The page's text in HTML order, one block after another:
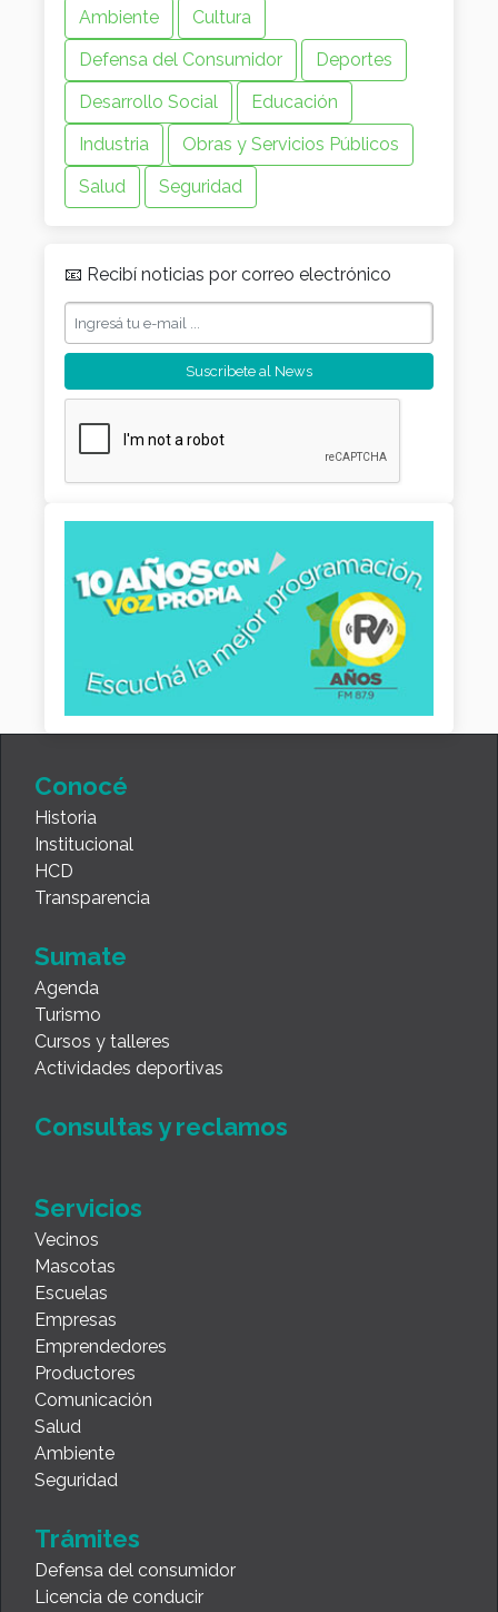
Ambiente
Cultura
Defensa del Consumidor
Deportes
Desarrollo Social
Educación
Industria
Obras y Servicios Públicos
Salud
Seguridad
📧 Recibí noticias por correo electrónico
Conocé
Historia
Institucional
HCD
Transparencia
Sumate
Agenda
Turismo
Cursos y talleres
Actividades deportivas
Consultas y reclamos
Servicios
Vecinos
Mascotas
Escuelas
Empresas
Emprendedores
Productores
Comunicación
Salud
Ambiente
Seguridad
Trámites
Defensa del consumidor
Licencia de conducir